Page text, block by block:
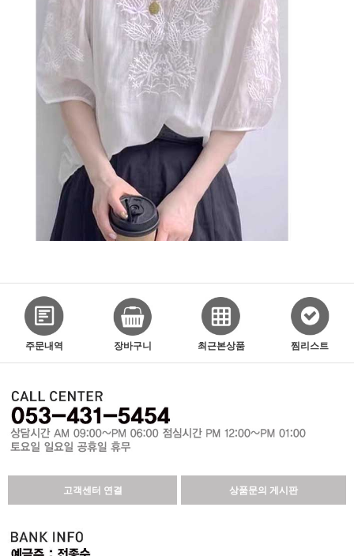
주문내역 장바구니 최근본상품 찜리스트
고객센터 연결 상품문의 게시판